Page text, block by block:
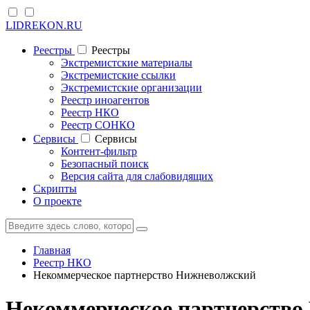
LIDREKON.RU
Реестры
Реестры
Экстремистские материалы
Экстремистские ссылки
Экстремистские организации
Реестр иноагентов
Реестр НКО
Реестр СОНКО
Cервисы
Cервисы
Контент-фильтр
Безопасный поиск
Версия сайта для слабовидящих
Скрипты
О проекте
Главная
Реестр НКО
Некоммерческое партнерство Нижневолжский